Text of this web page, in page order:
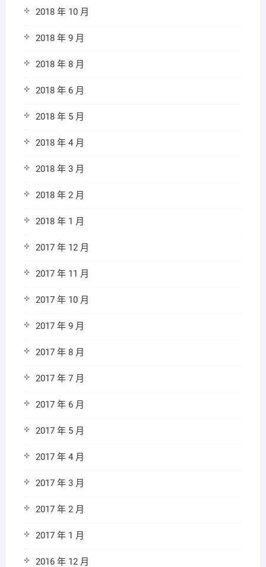
2018 年 10 月
2018 年 9 月
2018 年 8 月
2018 年 6 月
2018 年 5 月
2018 年 4 月
2018 年 3 月
2018 年 2 月
2018 年 1 月
2017 年 12 月
2017 年 11 月
2017 年 10 月
2017 年 9 月
2017 年 8 月
2017 年 7 月
2017 年 6 月
2017 年 5 月
2017 年 4 月
2017 年 3 月
2017 年 2 月
2017 年 1 月
2016 年 12 月